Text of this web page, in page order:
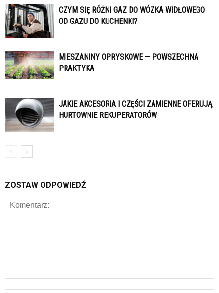
CZYM SIĘ RÓŻNI GAZ DO WÓZKA WIDŁOWEGO
OD GAZU DO KUCHENKI?
MIESZANINY OPRYSKOWE — POWSZECHNA
PRAKTYKA
JAKIE AKCESORIA I CZĘŚCI ZAMIENNE OFERUJĄ
HURTOWNIE REKUPERATORÓW
ZOSTAW ODPOWIEDŹ